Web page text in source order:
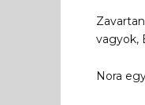
vagyok,
Nora